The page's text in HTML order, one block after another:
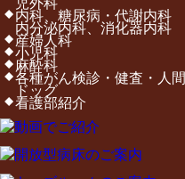
児外科
内科、糖尿病・代謝内科
内分泌内科、消化器内科
産婦人科
小児科
麻酔科
各種がん検診・健査・人間
ドッグ
看護部紹介